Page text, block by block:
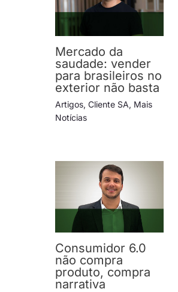
Mercado da
saudade: vender
para brasileiros no
exterior não basta
Artigos, Cliente SA, Mais
Notícias
Consumidor 6.0
não compra
produto, compra
narrativa